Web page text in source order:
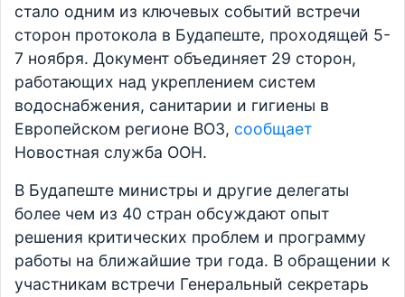
стало одним из ключевых событий встречи
сторон протокола в Будапеште, проходящей 5-
7 ноября. Документ объединяет 29 сторон,
работающих над укреплением систем
водоснабжения, санитарии и гигиены в
Европейском регионе ВОЗ, сообщает
Новостная служба ООН.
В Будапеште министры и другие делегаты
более чем из 40 стран обсуждают опыт
решения критических проблем и программу
работы на ближайшие три года. В обращении к
участникам встречи Генеральный секретарь